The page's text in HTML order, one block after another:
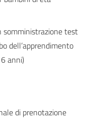
somministrazione test
dell’apprendimento
anni)
di prenotazione